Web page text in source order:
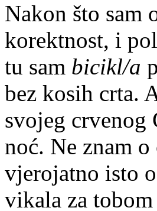
Nakon što
korektnost, i
tu sam bicikl/a
bez kosih crta.
svojeg crvenog
noć. Ne znam
vjerojatno isto
vikala za